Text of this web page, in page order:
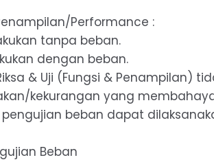
Performance :
tanpa beban.
dengan beban.
& Uji (Fungsi & Penampilan)
kekurangan yang
beban dapat
Beban